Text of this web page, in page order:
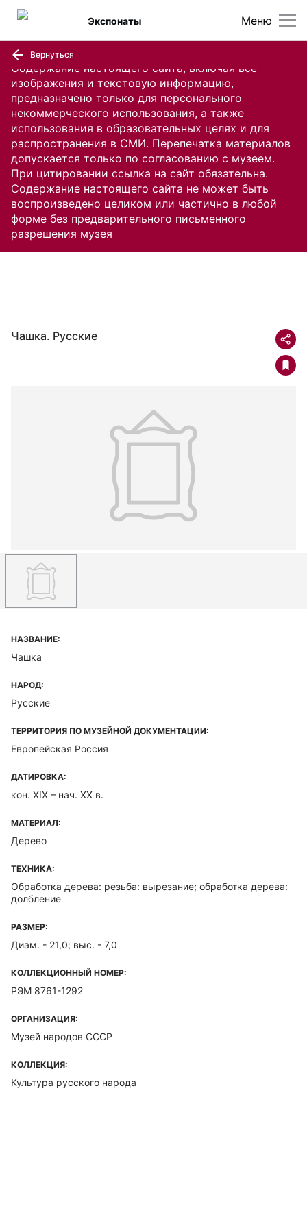
Содержание настоящего сайта, включая все
изображения и текстовую информацию,
предназначено только для персонального
некоммерческого использования, а также
использования в образовательных целях и для
распространения в СМИ. Перепечатка материалов
допускается только по согласованию с музеем.
При цитировании ссылка на сайт обязательна.
Содержание настоящего сайта не может быть
воспроизведено целиком или частично в любой
форме без предварительного письменного
разрешения музея
Меню
Экспонаты
Вернуться
Чашка. Русские
НАЗВАНИЕ:
Чашка
НАРОД:
Русские
ТЕРРИТОРИЯ ПО МУЗЕЙНОЙ ДОКУМЕНТАЦИИ:
Европейская Россия
ДАТИРОВКА:
кон. XIX – нач. XX в.
МАТЕРИАЛ:
Дерево
ТЕХНИКА:
Обработка дерева: резьба: вырезание; обработка дерева:
долбление
РАЗМЕР:
Диам. - 21,0; выс. - 7,0
КОЛЛЕКЦИОННЫЙ НОМЕР:
РЭМ 8761-1292
ОРГАНИЗАЦИЯ:
Музей народов СССР
КОЛЛЕКЦИЯ:
Культура русского народа